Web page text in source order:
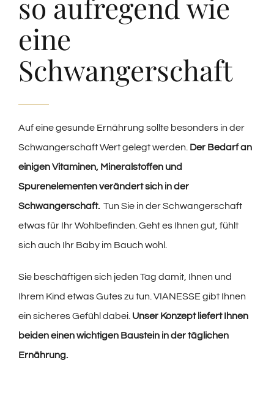
eine
Schwangerschaft
Auf eine gesunde Ernährung sollte besonders in der
Schwangerschaft Wert gelegt werden. Der Bedarf an
einigen Vitaminen, Mineralstoffen und
Spurenelementen verändert sich in der
Schwangerschaft. Tun Sie in der Schwangerschaft
etwas für Ihr Wohlbefinden. Geht es Ihnen gut, fühlt
sich auch Ihr Baby im Bauch wohl.
Sie beschäftigen sich jeden Tag damit, Ihnen und
Ihrem Kind etwas Gutes zu tun. VIANESSE gibt Ihnen
ein sicheres Gefühl dabei. Unser Konzept liefert Ihnen
beiden einen wichtigen Baustein in der täglichen
Ernährung.